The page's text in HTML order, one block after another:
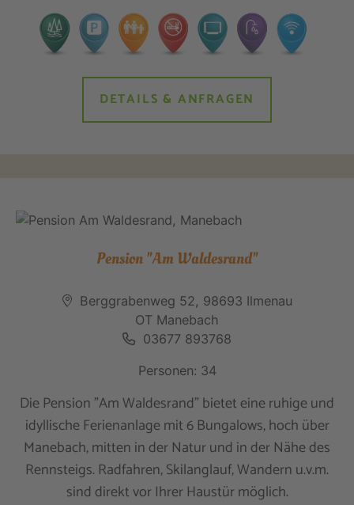
DETAILS & ANFRAGEN
Pension "Am Waldesrand"
Berggrabenweg 52, 98693 Ilmenau
OT Manebach
03677 893768
Personen: 34
Die Pension "Am Waldesrand" bietet eine ruhige und
idyllische Ferienanlage mit 6 Bungalows, hoch über
Manebach, mitten in der Natur und in der Nähe des
Rennsteigs. Radfahren, Skilanglauf, Wandern u.v.m.
sind direkt vor Ihrer Haustür möglich.